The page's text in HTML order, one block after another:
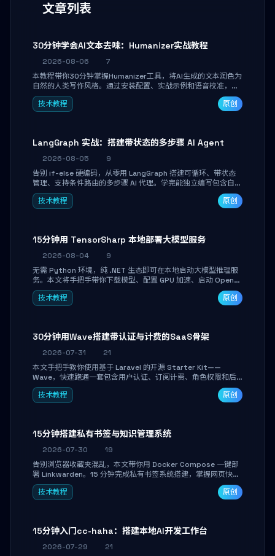
文章列表
30分钟学会AI文本去味：Humanizer实战教程
2026-08-06
7
本教程带你30分钟掌握Humanizer工具，将AI生成的文本润色为
自然的人类写作风格。通过安装配置、实战示例和语音校准，让
你的内容告别AI痕迹，匹配个人写作习惯，适合内容创作者和技
术博主。
技术教程 原创
LangGraph 实战：搭建带状态的多步骤 AI Agent
2026-08-05
9
告别 if-else 硬编码，从零用 LangGraph 搭建可循环、带状态
管理、支持条件路由的多步骤 AI 代理。学完能独立编写包含自动
决策、工具调用和持久化状态的复杂工作流，并避开递归溢出、
状态丢失等常见坑点。
技术教程 原创
15分钟用 TensorSharp 本地部署大模型服务
2026-08-04
9
无需 Python 环境，纯 .NET 生态即可在本地启动大模型推理服
务。本文将手把手带你下载模型、配置 GPU 加速、启动 OpenAI
兼容 API，并在 C# 业务代码中无缝调用。数据不出网，零门槛
搞定本地 LLM 部署。
技术教程 原创
30分钟用Wave搭建带认证与计费的SaaS骨架
2026-07-31
21
本文手把手教你使用基于 Laravel 的开源 Starter Kit——
Wave，快速跑通一套包含用户认证、订阅计费、角色权限和后
台管理的完整 SaaS 骨架。附带 Stripe 测试支付对接与自定义
业务页面开发实战，助你省去重复基建时间，将精力聚焦于核心
技术教程 原创
15分钟搭建私有书签与知识管理系统
2026-07-30
19
告别浏览器收藏夹混乱，本文带你用 Docker Compose 一键部
署 Linkwarden。15 分钟完成私有书签系统搭建，掌握网页快照
归档、高亮批注、分类管理与全文搜索。适合开发者与知识工作
者打造个人知识库，资料统一归档，随时检索。
技术教程 原创
15分钟入门cc-haha：搭建本地AI开发工作台
2026-07-29
21